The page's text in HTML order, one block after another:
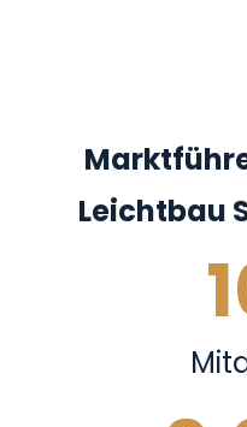
Leichtbau